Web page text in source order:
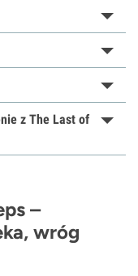
z The Last of
–
wróg